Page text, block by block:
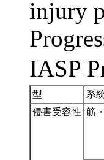
injury
IASP
型 系
侵害受容性 筋